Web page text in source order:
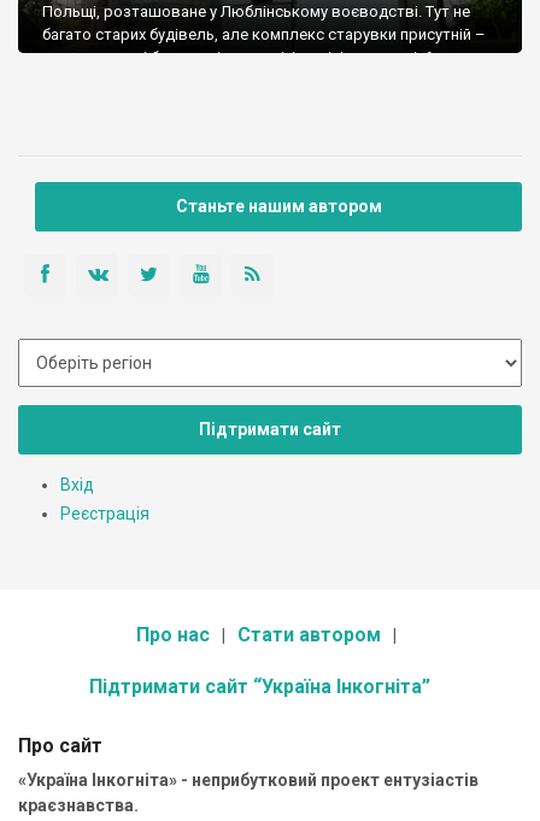
Польщі, розташоване у Люблінському воєводстві. Тут не
багато старих будівель, але комплекс старувки присутній –
двоповерхові будинки, і житлові, і адміністративні. А ще тут є
Станьте нашим автором
Підтримати сайт
Вхід
Реєстрація
Про нас Стати автором
Підтримати сайт “Україна Інкогніта”
Про сайт
«Україна Інкогніта» - неприбутковий проект ентузіастів
краєзнавства.